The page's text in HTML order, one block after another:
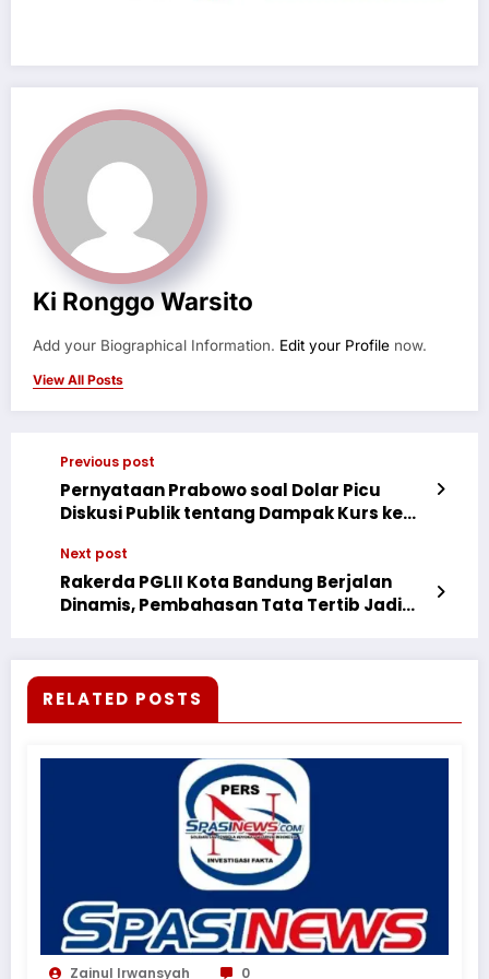
Ki Ronggo Warsito
Add your Biographical Information. Edit your Profile now.
View All Posts
Previous post
Pernyataan Prabowo soal Dolar Picu
Diskusi Publik tentang Dampak Kurs ke
Next post
Rakerda PGLII Kota Bandung Berjalan
Dinamis, Pembahasan Tata Tertib Jadi
RELATED POSTS
Zainul Irwansyah 0